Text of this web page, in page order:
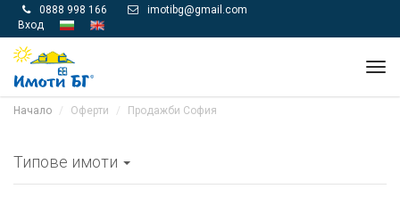
 0888 998 166 
imotibg@gmail.com
Вход
Начало Оферти Продажби София
Типове имоти